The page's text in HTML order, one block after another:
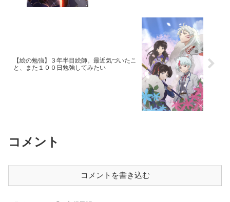
【絵の勉強】３年半目絵師。最近気づいたこ
と、また１００日勉強してみたい
コメント
コメントを書き込む